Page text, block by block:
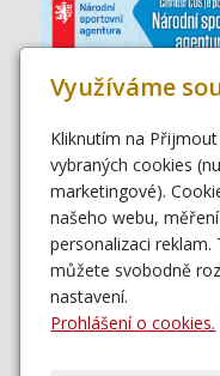
Využíváme
Kliknutím na
vybraných cookies
marketingové).
našeho webu,
personalizaci
můžete svobodně
nastavení.
Prohlášení o cookies.